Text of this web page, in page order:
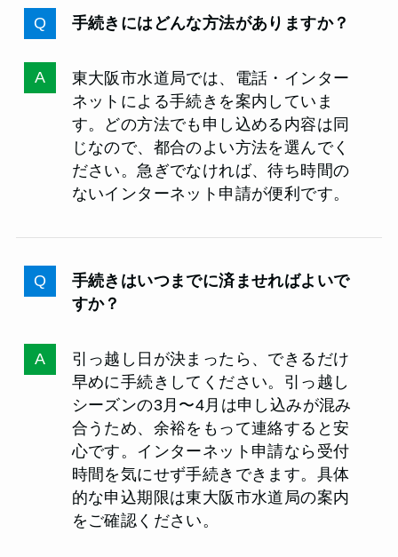
手続きにはどんな方法がありますか？
東大阪市水道局では、電話・インター
ネットによる手続きを案内していま
す。どの方法でも申し込める内容は同
じなので、都合のよい方法を選んでく
ださい。急ぎでなければ、待ち時間の
ないインターネット申請が便利です。
手続きはいつまでに済ませればよいで
すか？
引っ越し日が決まったら、できるだけ
早めに手続きしてください。引っ越し
シーズンの3月〜4月は申し込みが混み
合うため、余裕をもって連絡すると安
心です。インターネット申請なら受付
時間を気にせず手続きできます。具体
的な申込期限は東大阪市水道局の案内
をご確認ください。